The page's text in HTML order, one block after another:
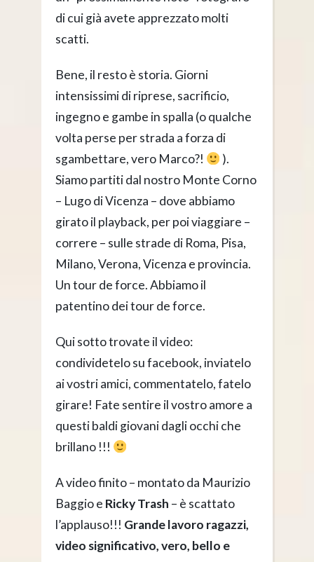
di cui già avete apprezzato molti
scatti.
Bene, il resto è storia. Giorni
intensissimi di riprese, sacrificio,
ingegno e gambe in spalla (o qualche
volta perse per strada a forza di
sgambettare, vero Marco?!
).
Siamo partiti dal nostro Monte Corno
– Lugo di Vicenza – dove abbiamo
girato il playback, per poi viaggiare –
correre – sulle strade di Roma, Pisa,
Milano, Verona, Vicenza e provincia.
Un tour de force. Abbiamo il
patentino dei tour de force.
Qui sotto trovate il video:
condividetelo su facebook, inviatelo
ai vostri amici, commentatelo, fatelo
girare! Fate sentire il vostro amore a
questi baldi giovani dagli occhi che
brillano !!!
A video finito – montato da Maurizio
Baggio e Ricky Trash – è scattato
l’applauso!!! Grande lavoro ragazzi,
video significativo, vero, bello e